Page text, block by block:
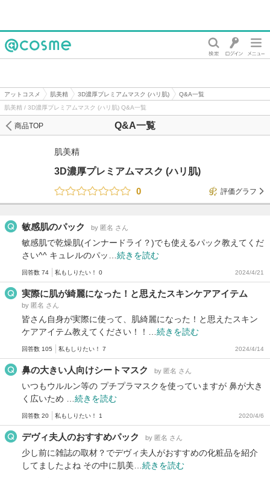
アットコスメ 肌美精 3D濃厚プレミアムマスク (ハリ肌)
Q&A一覧
肌美精 / 3D濃厚プレミアムマスク (ハリ肌) Q&A一覧
Q&A一覧
商品TOP
肌美精
3D濃厚プレミアムマスク (ハリ肌)
0
評価グラフ
敏感肌のパック by 匿名 さん
敏感肌で乾燥肌(インナードライ？)でも使えるパック教えてくだ
さい^^ キュレルのパッ… 続きを読む
回答数 74 私もしりたい！ 0 2024/4/21
実際に肌が綺麗になった！と思えたスキンケアアイテム
by 匿名 さん
皆さん自身が実際に使って、肌綺麗になった！と思えたスキン
ケアアイテム教えてください！！… 続きを読む
回答数 105 私もしりたい！ 7 2024/4/14
鼻の大きい人向けシートマスク by 匿名 さん
いつもウルルン等の プチプラマスクを使っていますが 鼻が大き
く広いため … 続きを読む
回答数 20 私もしりたい！ 1 2020/4/6
デヴィ夫人のおすすめパック by 匿名 さん
少し前に雑誌の取材？でデヴィ夫人がおすすめの化粧品を紹介
してましたよね その中に肌美… 続きを読む